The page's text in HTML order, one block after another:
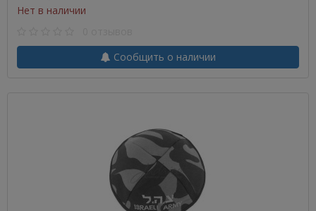
Нет в наличии
Сообщить о наличии